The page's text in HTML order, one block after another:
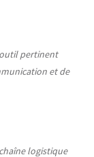
pertinent
et de
logistique